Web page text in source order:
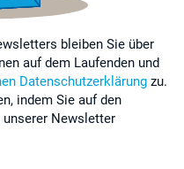
bleiben Sie über
auf dem Laufenden und
Datenschutzerklärung zu.
indem Sie auf den
Newsletter